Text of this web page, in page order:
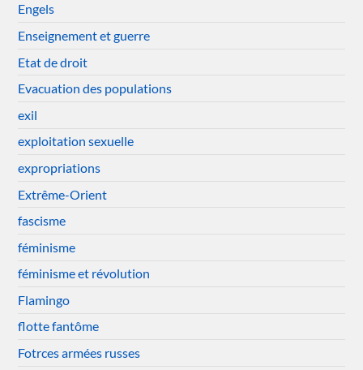
Engels
Enseignement et guerre
Etat de droit
Evacuation des populations
exil
exploitation sexuelle
expropriations
Extrême-Orient
fascisme
féminisme
féminisme et révolution
Flamingo
flotte fantôme
Fotrces armées russes